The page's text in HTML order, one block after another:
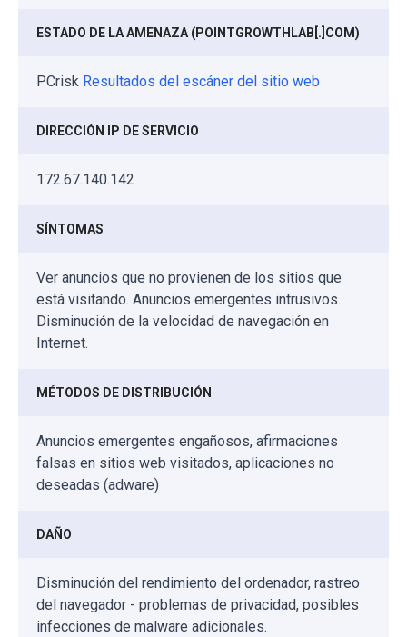
ESTADO DE LA AMENAZA (POINTGROWTHLAB[.]COM)
PCrisk Resultados del escáner del sitio web
DIRECCIÓN IP DE SERVICIO
172.67.140.142
SÍNTOMAS
Ver anuncios que no provienen de los sitios que
está visitando. Anuncios emergentes intrusivos.
Disminución de la velocidad de navegación en
Internet.
MÉTODOS DE DISTRIBUCIÓN
Anuncios emergentes engañosos, afirmaciones
falsas en sitios web visitados, aplicaciones no
deseadas (adware)
DAÑO
Disminución del rendimiento del ordenador, rastreo
del navegador - problemas de privacidad, posibles
infecciones de malware adicionales.